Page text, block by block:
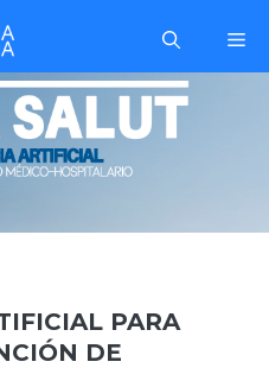
PARA
DE